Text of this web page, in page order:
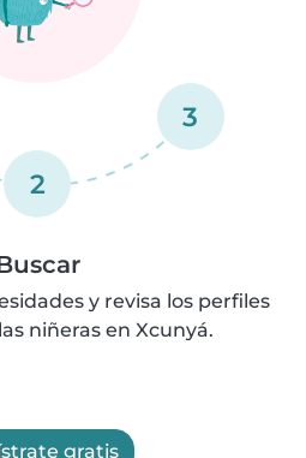
2
3
y revisa los perfiles
niñeras en Xcunyá.
gratis